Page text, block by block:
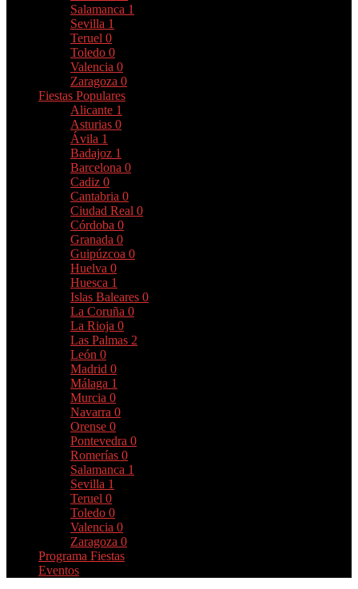
Salamanca 1
Sevilla 1
Teruel 0
Toledo 0
Valencia 0
Zaragoza 0
Fiestas Populares
Alicante 1
Asturias 0
Ávila 1
Badajoz 1
Barcelona 0
Cadiz 0
Cantabria 0
Ciudad Real 0
Córdoba 0
Granada 0
Guipúzcoa 0
Huelva 0
Huesca 1
Islas Baleares 0
La Coruña 0
La Rioja 0
Las Palmas 2
León 0
Madrid 0
Málaga 1
Murcia 0
Navarra 0
Orense 0
Pontevedra 0
Romerías 0
Salamanca 1
Sevilla 1
Teruel 0
Toledo 0
Valencia 0
Zaragoza 0
Programa Fiestas
Eventos